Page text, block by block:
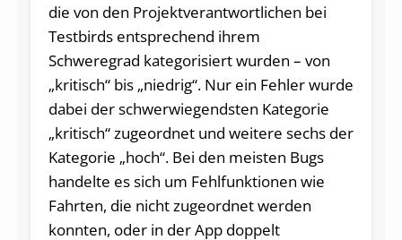
die von den Projektverantwortlichen bei
Testbirds entsprechend ihrem
Schweregrad kategorisiert wurden – von
„kritisch“ bis „niedrig“. Nur ein Fehler wurde
dabei der schwerwiegendsten Kategorie
„kritisch“ zugeordnet und weitere sechs der
Kategorie „hoch“. Bei den meisten Bugs
handelte es sich um Fehlfunktionen wie
Fahrten, die nicht zugeordnet werden
konnten, oder in der App doppelt